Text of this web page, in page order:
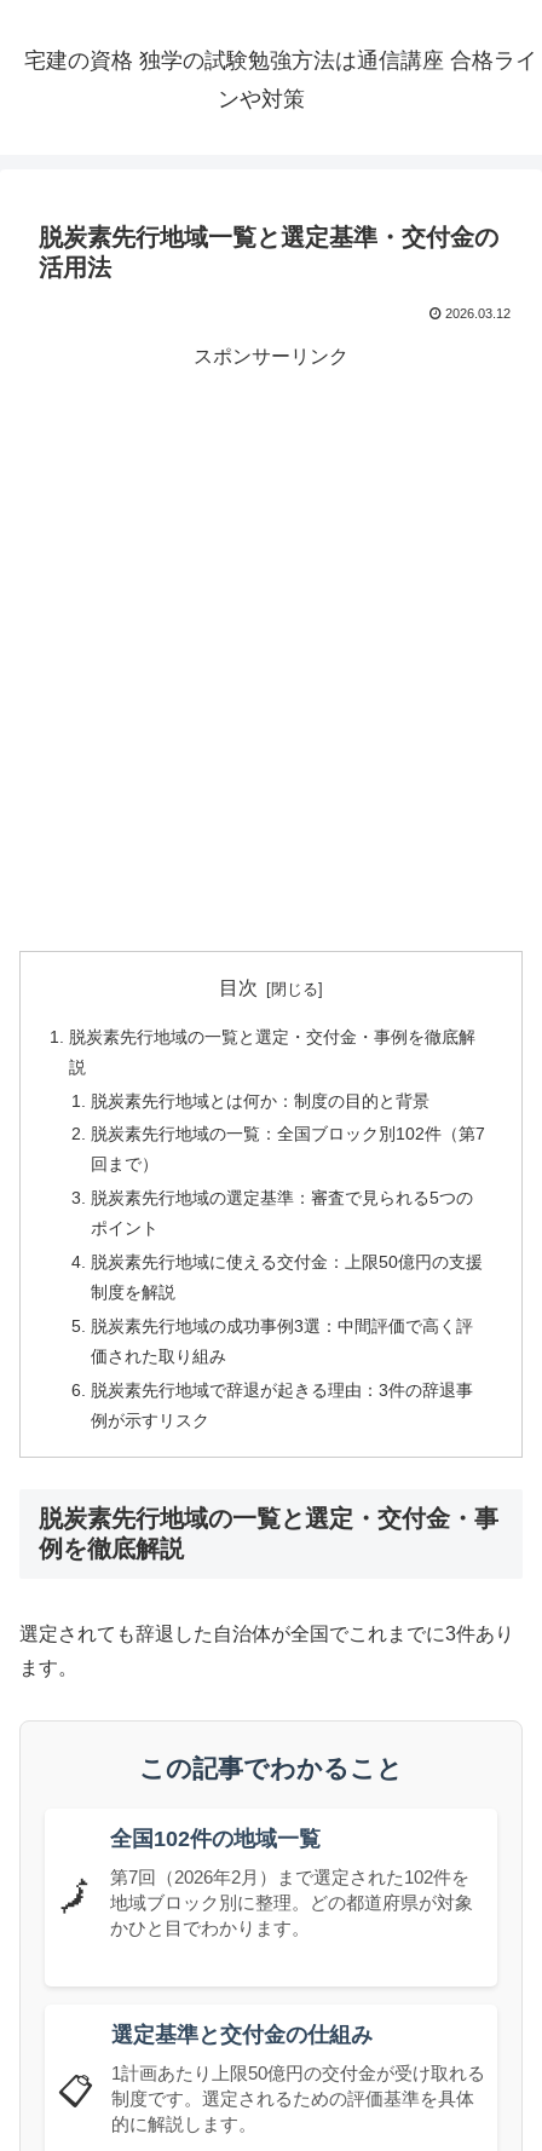
宅建の資格 独学の試験勉強方法は通信講座 合格ライ
ンや対策
脱炭素先行地域一覧と選定基準・交付金の
活用法
2026.03.12
スポンサーリンク
目次
脱炭素先行地域の一覧と選定・交付金・事例を徹底解
説
脱炭素先行地域とは何か：制度の目的と背景
脱炭素先行地域の一覧：全国ブロック別102件（第7
回まで）
脱炭素先行地域の選定基準：審査で見られる5つの
ポイント
脱炭素先行地域に使える交付金：上限50億円の支援
制度を解説
脱炭素先行地域の成功事例3選：中間評価で高く評
価された取り組み
脱炭素先行地域で辞退が起きる理由：3件の辞退事
例が示すリスク
脱炭素先行地域の一覧と選定・交付金・事
例を徹底解説
選定されても辞退した自治体が全国でこれまでに3件あり
ます。
この記事でわかること
🗾
全国102件の地域一覧
第7回（2026年2月）まで選定された102件を
地域ブロック別に整理。どの都道府県が対象
かひと目でわかります。
📋
選定基準と交付金の仕組み
1計画あたり上限50億円の交付金が受け取れる
制度です。選定されるための評価基準を具体
的に解説します。